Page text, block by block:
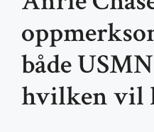
både
hvilken vil